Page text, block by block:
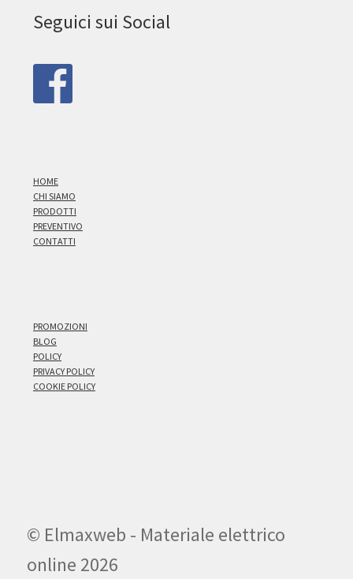
Seguici sui Social
HOME
CHI SIAMO
PRODOTTI
PREVENTIVO
CONTATTI
PROMOZIONI
BLOG
POLICY
PRIVACY POLICY
COOKIE POLICY
© Elmaxweb - Materiale elettrico
online 2026